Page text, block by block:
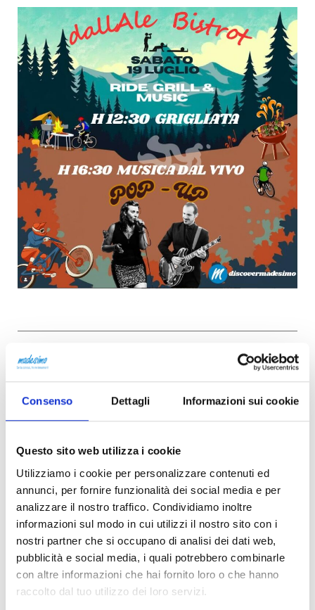
Consenso Dettagli Informazioni sui cookie
Questo sito web utilizza i cookie
Utilizziamo i cookie per personalizzare contenuti ed
annunci, per fornire funzionalità dei social media e per
analizzare il nostro traffico. Condividiamo inoltre
informazioni sul modo in cui utilizzi il nostro sito con i
nostri partner che si occupano di analisi dei dati web,
pubblicità e social media, i quali potrebbero combinarle
con altre informazioni che hai fornito loro o che hanno
raccolto dal tuo utilizzo dei loro servizi.
This page can't load Google Maps correctly.
Do you own this website? OK